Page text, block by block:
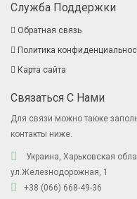
Служба Поддержки
Обратная связь
Политика
Карта сайта
Связаться С Нами
Для связи можно также
контакты ниже.
Украина, Харьковская
ул.Железнодорожная, 1
+38 (066) 668-49-36